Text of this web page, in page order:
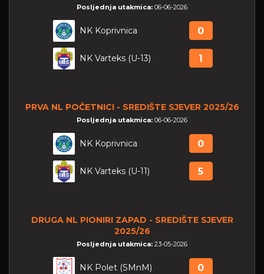
Posljednja utakmica: 06-06-2026
NK Koprivnica 0
NK Varteks (U-13) 1
PRVA NL POČETNICI - SREDIŠTE SJEVER 2025/26
Posljednja utakmica: 06-06-2026
NK Koprivnica 0
NK Varteks (U-11) 5
DRUGA NL PIONIRI ZAPAD - SREDIŠTE SJEVER
2025/26
Posljednja utakmica: 23-05-2026
NK Polet (SMnM) 0